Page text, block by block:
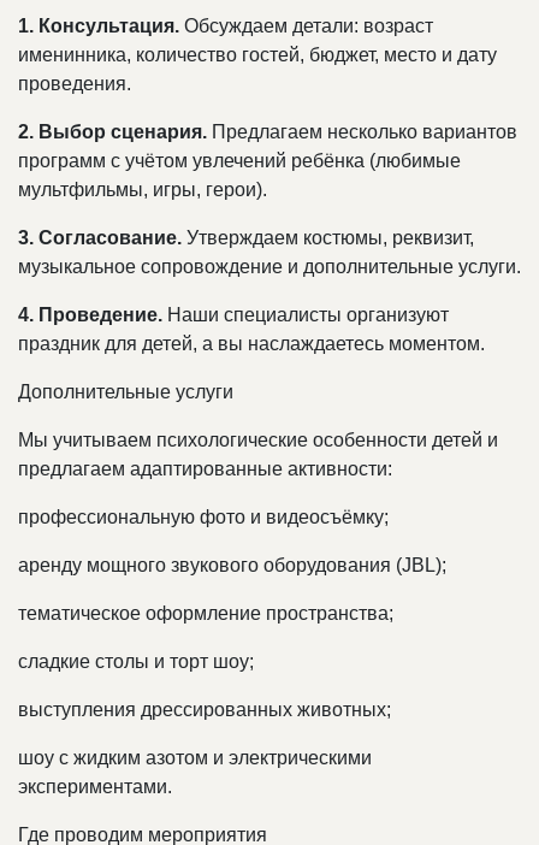
1. Консультация. Обсуждаем детали: возраст
именинника, количество гостей, бюджет, место и дату
проведения.
2. Выбор сценария. Предлагаем несколько вариантов
программ с учётом увлечений ребёнка (любимые
мультфильмы, игры, герои).
3. Согласование. Утверждаем костюмы, реквизит,
музыкальное сопровождение и дополнительные услуги.
4. Проведение. Наши специалисты организуют
праздник для детей, а вы наслаждаетесь моментом.
Дополнительные услуги
Мы учитываем психологические особенности детей и
предлагаем адаптированные активности:
профессиональную фото и видеосъёмку;
аренду мощного звукового оборудования (JBL);
тематическое оформление пространства;
сладкие столы и торт шоу;
выступления дрессированных животных;
шоу с жидким азотом и электрическими
экспериментами.
Где проводим мероприятия